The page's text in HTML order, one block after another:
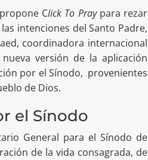
Click To Pray para rezar
intenciones del Santo Padre,
coordinadora internacional
versión de la aplicación
por el Sínodo, provenientes
de Dios.
el Sínodo
General para el Sínodo de
de la vida consagrada, de